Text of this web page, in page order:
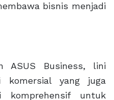
bisnis menjadi
ASUS Business, lini
yang juga
komprehensif untuk